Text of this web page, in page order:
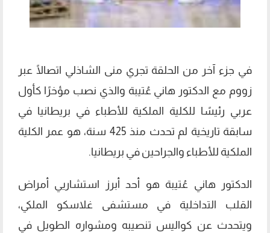
في جزء آخر من الحلقة تجري منى الشاذلي اتصالًا عبر
زووم مع الدكتور هاني عُتيبة والذي نصب مؤخرًا كأول
عربي رئيسًا للكلية الملكية للأطباء في بريطانيا في
سابقة تاريخية لم تحدث منذ 425 سنة، هو عمر الكلية
الملكية للأطباء والجراحين في بريطانيا.
الدكتور هاني عُتيبة هو أحد أبرز استشاريي أمراض
القلب التداخلية في مستشفى غلاسكو الملكي،
ويتحدث عن كواليس تنصيبه ومشواره الطويل في